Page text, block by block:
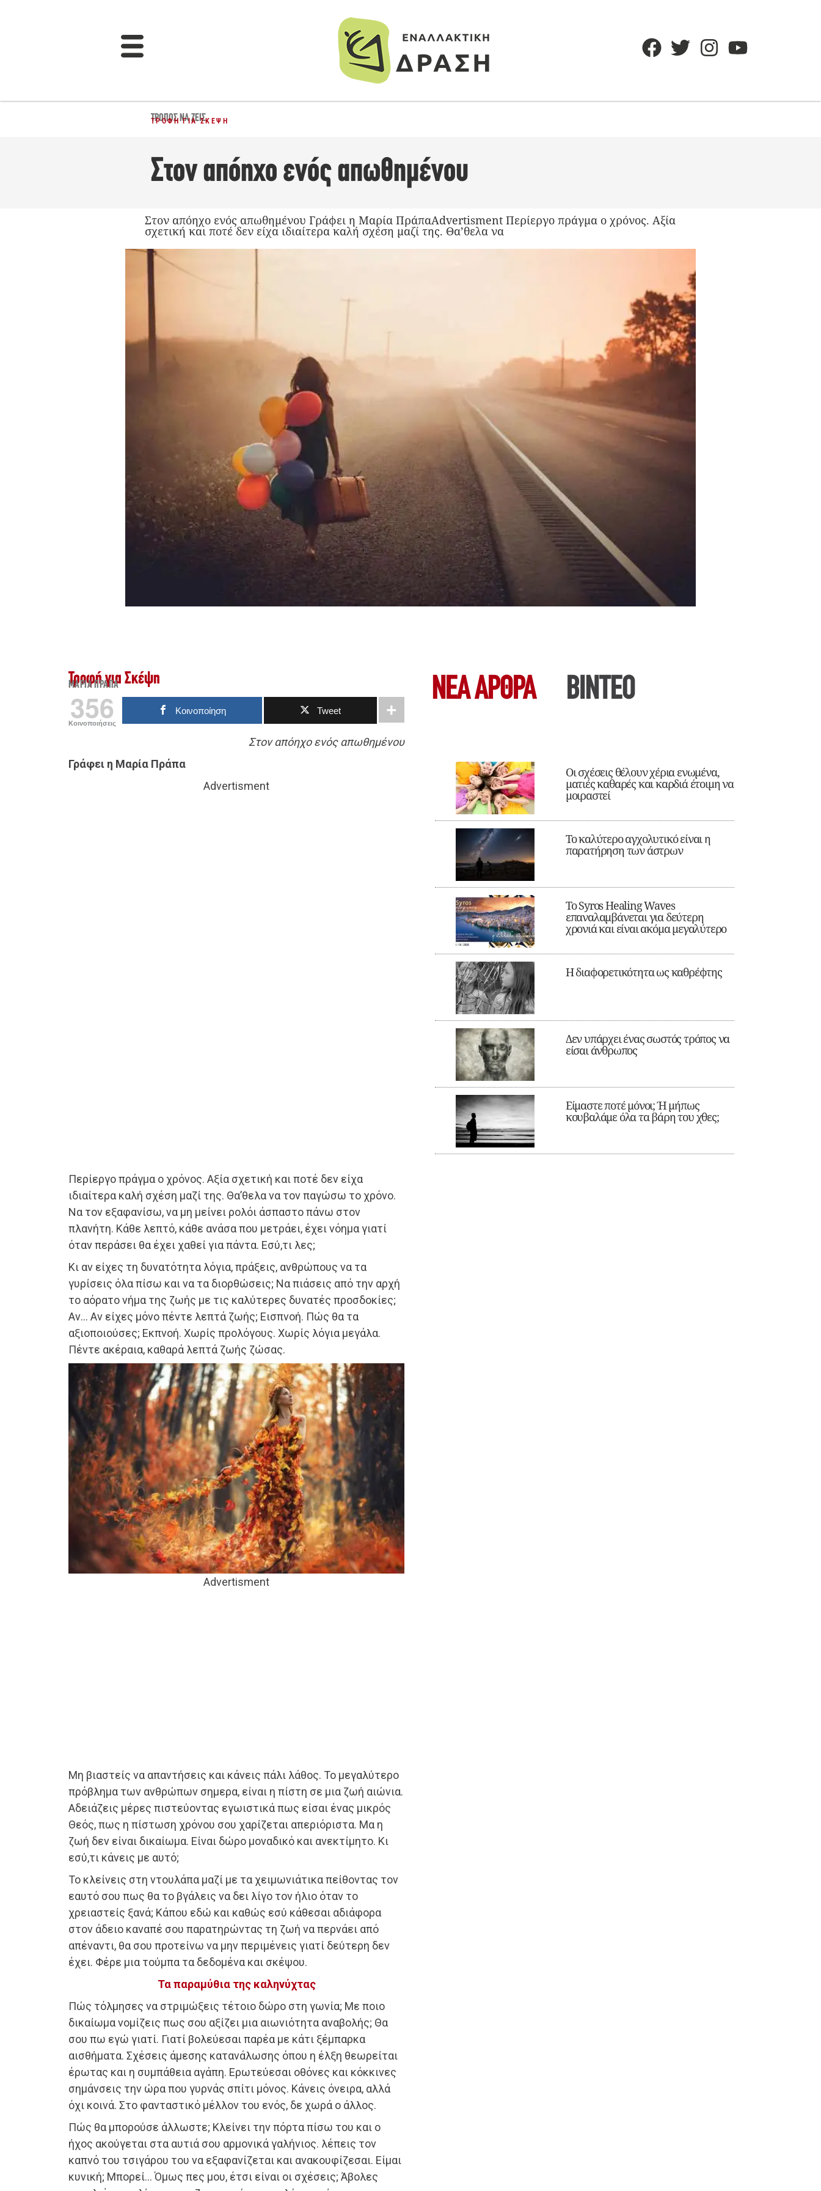
ΤΡΌΠΟΣ ΝΑ ΖΕΙΣ
ΤΡΟΦΉ ΓΙΑ ΣΚΈΨΗ
Στον απόηχο ενός απωθημένου
Στον απόηχο ενός απωθημένου Γράφει η Μαρία ΠράπαAdvertisment Περίεργο πράγμα ο χρόνος. Αξία
σχετική και ποτέ δεν είχα ιδιαίτερα καλή σχέση μαζί της. Θα’θελα να
Τροφή για Σκέψη
ΜΑΡΊΑ ΠΡΆΠΑ
356
Κοινοποιήσεις
Κοινοποίηση Tweet
Στον απόηχο ενός απωθημένου
Γράφει η Μαρία Πράπα
Advertisment
Περίεργο πράγμα ο χρόνος. Αξία σχετική και ποτέ δεν είχα
ιδιαίτερα καλή σχέση μαζί της. Θα’θελα να τον παγώσω το χρόνο.
Να τον εξαφανίσω, να μη μείνει ρολόι άσπαστο πάνω στον
πλανήτη. Κάθε λεπτό, κάθε ανάσα που μετράει, έχει νόημα γιατί
όταν περάσει θα έχει χαθεί για πάντα. Εσύ,τι λες;
Κι αν είχες τη δυνατότητα λόγια, πράξεις, ανθρώπους να τα
γυρίσεις όλα πίσω και να τα διορθώσεις; Να πιάσεις από την αρχή
το αόρατο νήμα της ζωής με τις καλύτερες δυνατές προσδοκίες;
Αν… Αν είχες μόνο πέντε λεπτά ζωής; Εισπνοή. Πώς θα τα
αξιοποιούσες; Εκπνοή. Χωρίς προλόγους. Χωρίς λόγια μεγάλα.
Πέντε ακέραια, καθαρά λεπτά ζωής ζώσας.
Advertisment
Μη βιαστείς να απαντήσεις και κάνεις πάλι λάθος. Το μεγαλύτερο
πρόβλημα των ανθρώπων σημερα, είναι η πίστη σε μια ζωή αιώνια.
Αδειάζεις μέρες πιστεύοντας εγωιστικά πως είσαι ένας μικρός
Θεός, πως η πίστωση χρόνου σου χαρίζεται απεριόριστα. Μα η
ζωή δεν είναι δικαίωμα. Είναι δώρο μοναδικό και ανεκτίμητο. Κι
εσύ,τι κάνεις με αυτό;
Το κλείνεις στη ντουλάπα μαζί με τα χειμωνιάτικα πείθοντας τον
εαυτό σου πως θα το βγάλεις να δει λίγο τον ήλιο όταν το
χρειαστείς ξανά; Κάπου εδώ και καθώς εσύ κάθεσαι αδιάφορα
στον άδειο καναπέ σου παρατηρώντας τη ζωή να περνάει από
απέναντι, θα σου προτείνω να μην περιμένεις γιατί δεύτερη δεν
έχει. Φέρε μια τούμπα τα δεδομένα και σκέψου.
Τα παραμύθια της καληνύχτας
Πώς τόλμησες να στριμώξεις τέτοιο δώρο στη γωνία; Με ποιο
δικαίωμα νομίζεις πως σου αξίζει μια αιωνιότητα αναβολής; Θα
σου πω εγώ γιατί. Γιατί βολεύεσαι παρέα με κάτι ξέμπαρκα
αισθήματα. Σχέσεις άμεσης κατανάλωσης όπου η έλξη θεωρείται
έρωτας και η συμπάθεια αγάπη. Ερωτεύεσαι οθόνες και κόκκινες
σημάνσεις την ώρα που γυρνάς σπίτι μόνος. Κάνεις όνειρα, αλλά
όχι κοινά. Στο φανταστικό μέλλον του ενός, δε χωρά ο άλλος.
Πώς θα μπορούσε άλλωστε; Κλείνει την πόρτα πίσω του και ο
ήχος ακούγεται στα αυτιά σου αρμονικά γαλήνιος. λέπεις τον
καπνό του τσιγάρου του να εξαφανίζεται και ανακουφίζεσαι. Είμαι
κυνική; Μπορεί… Όμως πες μου, έτσι είναι οι σχέσεις; Άβολες
ΝΕΑ ΆΡΘΡΑ ΒΙΝΤΕΟ
Οι σχέσεις θέλουν χέρια ενωμένα,
ματιές καθαρές και καρδιά έτοιμη να
μοιραστεί
Το καλύτερο αγχολυτικό είναι η
παρατήρηση των άστρων
Το Syros Healing Waves
επαναλαμβάνεται για δεύτερη
χρονιά και είναι ακόμα μεγαλύτερο
Η διαφορετικότητα ως καθρέφτης
Δεν υπάρχει ένας σωστός τρόπος να
είσαι άνθρωπος
Είμαστε ποτέ μόνοι; Ή μήπως
κουβαλάμε όλα τα βάρη του χθες;